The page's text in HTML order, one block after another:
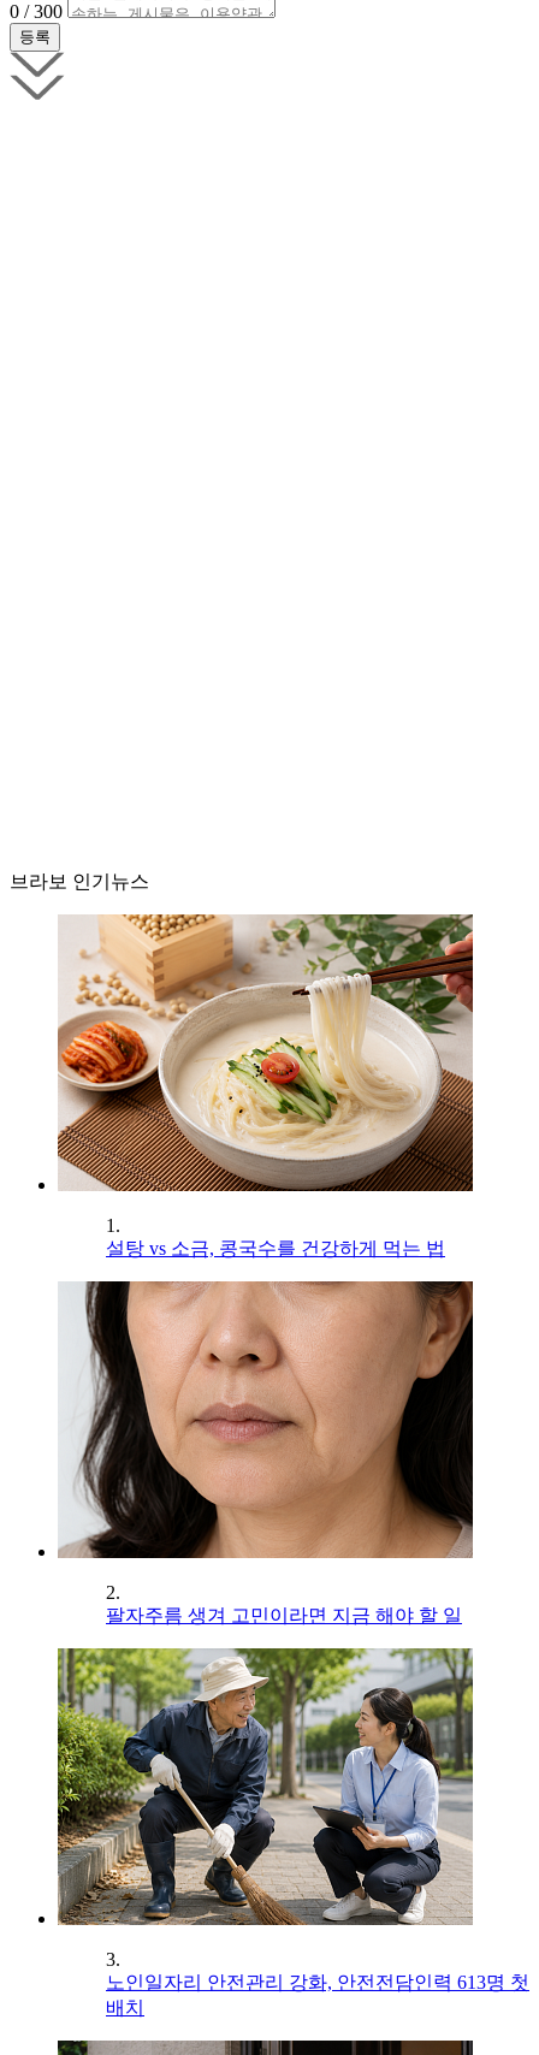
0 / 300
브라보 인기뉴스
1.
설탕 vs 소금, 콩국수를 건강하게 먹는 법
2.
팔자주름 생겨 고민이라면 지금 해야 할 일
3.
노인일자리 안전관리 강화, 안전전담인력 613명 첫
배치